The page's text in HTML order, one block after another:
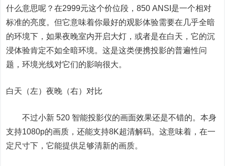
什么意思呢？在2999元这个价位段，850 ANSI是一个相对
标准的亮度。但它意味着你最好的观影体验需要在几乎全暗
的环境下，如果夜晚室内开启大灯，或者是在白天，它的沉
浸体验肯定不如全暗环境。这是这类便携投影的普遍性问
题，环境光线对它们的影响很大。
白天（左）夜晚（右）对比
不过小新 520 智能投影仪的画面效果还是不错的。本身
支持1080p的画质，还能支持8K超清解码。这意味着，在一
定尺寸下，它能提供足够清新的画质。